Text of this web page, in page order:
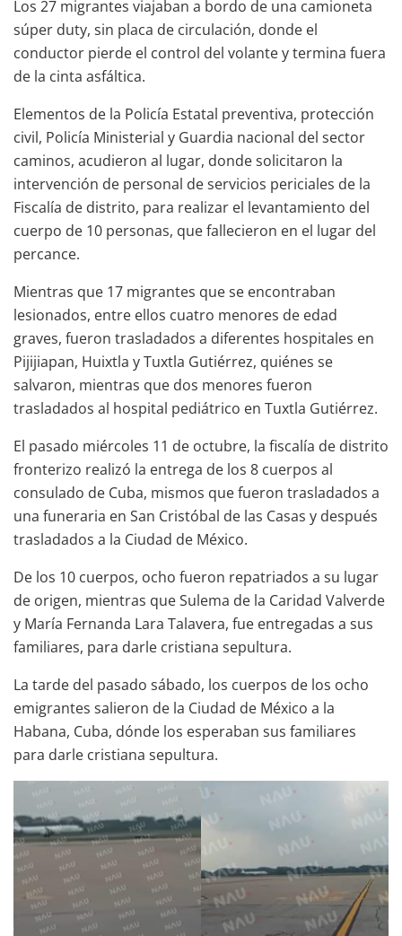
Los 27 migrantes viajaban a bordo de una camioneta
súper duty, sin placa de circulación, donde el
conductor pierde el control del volante y termina fuera
de la cinta asfáltica.
Elementos de la Policía Estatal preventiva, protección
civil, Policía Ministerial y Guardia nacional del sector
caminos, acudieron al lugar, donde solicitaron la
intervención de personal de servicios periciales de la
Fiscalía de distrito, para realizar el levantamiento del
cuerpo de 10 personas, que fallecieron en el lugar del
percance.
Mientras que 17 migrantes que se encontraban
lesionados, entre ellos cuatro menores de edad
graves, fueron trasladados a diferentes hospitales en
Pijijiapan, Huixtla y Tuxtla Gutiérrez, quiénes se
salvaron, mientras que dos menores fueron
trasladados al hospital pediátrico en Tuxtla Gutiérrez.
El pasado miércoles 11 de octubre, la fiscalía de distrito
fronterizo realizó la entrega de los 8 cuerpos al
consulado de Cuba, mismos que fueron trasladados a
una funeraria en San Cristóbal de las Casas y después
trasladados a la Ciudad de México.
De los 10 cuerpos, ocho fueron repatriados a su lugar
de origen, mientras que Sulema de la Caridad Valverde
y María Fernanda Lara Talavera, fue entregadas a sus
familiares, para darle cristiana sepultura.
La tarde del pasado sábado, los cuerpos de los ocho
emigrantes salieron de la Ciudad de México a la
Habana, Cuba, dónde los esperaban sus familiares
para darle cristiana sepultura.